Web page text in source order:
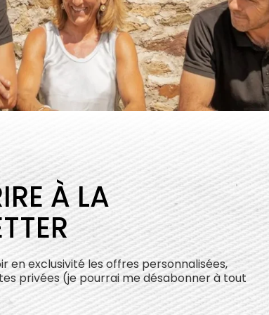
À LA
en exclusivité les offres personnalisées,
privées (je pourrai me désabonner à tout